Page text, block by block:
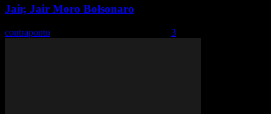
Jair, Jair Moro Bolsonaro
contraponto 3